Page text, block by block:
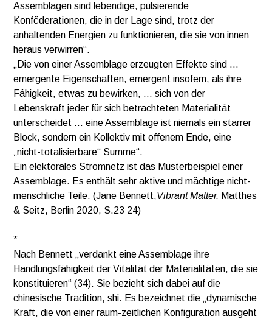
Assemblagen sind lebendige, pulsierende
Konföderationen, die in der Lage sind, trotz der
anhaltenden Energien zu funktionieren, die sie von innen
heraus verwirren“.
„Die von einer Assemblage erzeugten Effekte sind …
emergente Eigenschaften, emergent insofern, als ihre
Fähigkeit, etwas zu bewirken, … sich von der
Lebenskraft jeder für sich betrachteten Materialität
unterscheidet … eine Assemblage ist niemals ein starrer
Block, sondern ein Kollektiv mit offenem Ende, eine
„nicht-totalisierbare“ Summe“.
Ein elektorales Stromnetz ist das Musterbeispiel einer
Assemblage. Es enthält sehr aktive und mächtige nicht-
menschliche Teile. (Jane Bennett,Vibrant Matter. Matthes
& Seitz, Berlin 2020, S.23 24)
*
Nach Bennett „verdankt eine Assemblage ihre
Handlungsfähigkeit der Vitalität der Materialitäten, die sie
konstituieren“ (34). Sie bezieht sich dabei auf die
chinesische Tradition, shi. Es bezeichnet die „dynamische
Kraft, die von einer raum-zeitlichen Konfiguration ausgeht